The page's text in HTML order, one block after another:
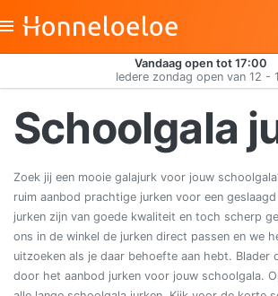
Vandaag open tot 17:00
Iedere zondag open van 12 -
Schoolgala
Zoek jij een mooie galajurk voor jouw
ruim aanbod prachtige jurken voor een
jurken zijn van goede kwaliteit en toch scherp
ons in de winkel de jurken direct passen en we
uitzoeken als je daar behoefte aan hebt. Blader
door het aanbod jurken voor jouw schoolgala.